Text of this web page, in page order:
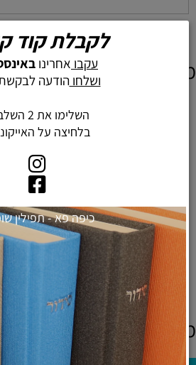
מוצרים דומים
מגש חלה זכוכית
שבירה- גווני
₪49
לרכישה ולפרטים
מוצרים אחרונים שנצפו
לקבלת קוד
עקבו אחרינו
ושלחוהודעה
השלימו את 2 השלבים
בלחיצה על
כיפה פא - תפילין